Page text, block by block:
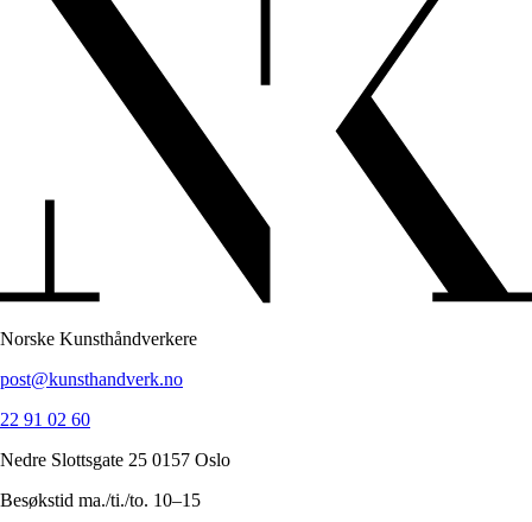
Norske Kunsthåndverkere
post@kunsthandverk.no
22 91 02 60
Nedre Slottsgate 25 0157 Oslo
Besøkstid ma./ti./to. 10–15